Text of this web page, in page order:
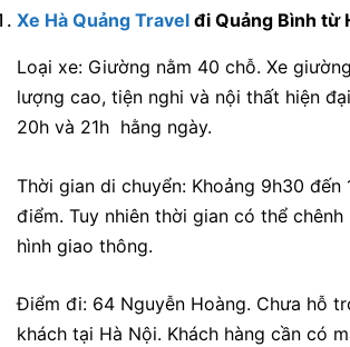
Xe Hà Quảng Travel đi Quảng Bình từ
Loại xe: Giường nằm 40 chỗ. Xe
lượng cao, tiện nghi và nội thất hiện
20h và 21h hằng ngày.
Thời gian di chuyển: Khoảng 9h30 đến
điểm. Tuy nhiên thời gian có thể
hình giao thông.
Điểm đi: 64 Nguyễn Hoàng. Chưa hỗ
khách tại Hà Nội. Khách hàng cần có